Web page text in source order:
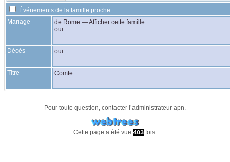
Événements de la famille proche
Mariage
de Rome —Afficher cette famille
oui
Décès oui
Titre Comte
Pour toute question, contacter l’administrateur apn.
Cette page a été vue 403 fois.